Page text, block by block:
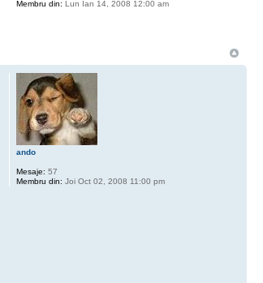
Membru din: Lun Ian 14, 2008 12:00 am
ando
Mesaje: 57
Membru din: Joi Oct 02, 2008 11:00 pm